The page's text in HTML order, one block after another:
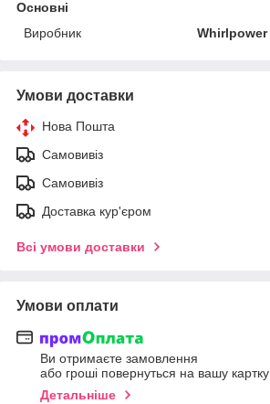
Основні
Виробник
Whirlpower
Умови доставки
Нова Пошта
Самовивіз
Самовивіз
Доставка кур'єром
Всі умови доставки
Умови оплати
Ви отримаєте замовлення
або гроші повернуться на вашу картку
Детальніше